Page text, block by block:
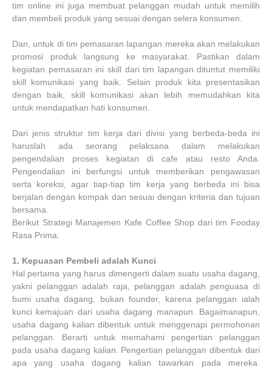
tim online ini juga membuat pelanggan mudah untuk memilih
dan membeli produk yang sesuai dengan selera konsumen.
Dan, untuk di tim pemasaran lapangan mereka akan melakukan
promosi produk langsung ke masyarakat. Pastikan dalam
kegiatan pemasaran ini skill dari tim lapangan dituntut memiliki
skill komunikasi yang baik. Selain produk kita presentasikan
dengan baik, skill komunikasi akan lebih memudahkan kita
untuk mendapatkan hati konsumen.
Dari jenis struktur tim kerja dari divisi yang berbeda-beda ini
haruslah ada seorang pelaksana dalam melakukan
pengendalian proses kegiatan di cafe atau resto Anda.
Pengendalian ini berfungsi untuk memberikan pengawasan
serta koreksi, agar tiap-tiap tim kerja yang berbeda ini bisa
berjalan dengan kompak dan sesuai dengan kriteria dan tujuan
bersama.
Berikut Strategi Manajemen Kafe Coffee Shop dari tim Fooday
Rasa Prima:
1. Kepuasan Pembeli adalah Kunci
Hal pertama yang harus dimengerti dalam suatu usaha dagang,
yakni pelanggan adalah raja, pelanggan adalah penguasa di
bumi usaha dagang, bukan founder, karena pelanggan ialah
kunci kemajuan dari usaha dagang manapun. Bagaimanapun,
usaha dagang kalian dibentuk untuk menggenapi permohonan
pelanggan. Berarti untuk memahami pengertian pelanggan
pada usaha dagang kalian. Pengertian pelanggan dibentuk dari
apa yang usaha dagang kalian tawarkan pada mereka.